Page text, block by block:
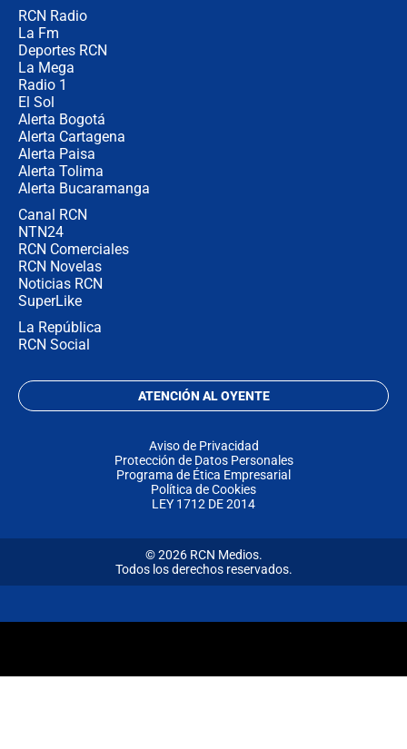
RCN Radio
La Fm
Deportes RCN
La Mega
Radio 1
El Sol
Alerta Bogotá
Alerta Cartagena
Alerta Paisa
Alerta Tolima
Alerta Bucaramanga
Canal RCN
NTN24
RCN Comerciales
RCN Novelas
Noticias RCN
SuperLike
La República
RCN Social
ATENCIÓN AL OYENTE
Aviso de Privacidad
Protección de Datos Personales
Programa de Ética Empresarial
Política de Cookies
LEY 1712 DE 2014
© 2026 RCN Medios.
Todos los derechos reservados.